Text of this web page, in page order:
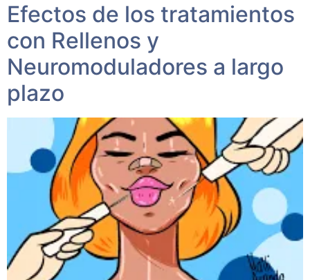
Efectos de los tratamientos
con Rellenos y
Neuromoduladores a largo
plazo